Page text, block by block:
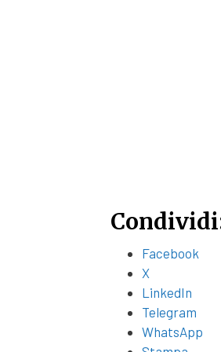
Facebook
X
LinkedIn
Telegram
WhatsApp